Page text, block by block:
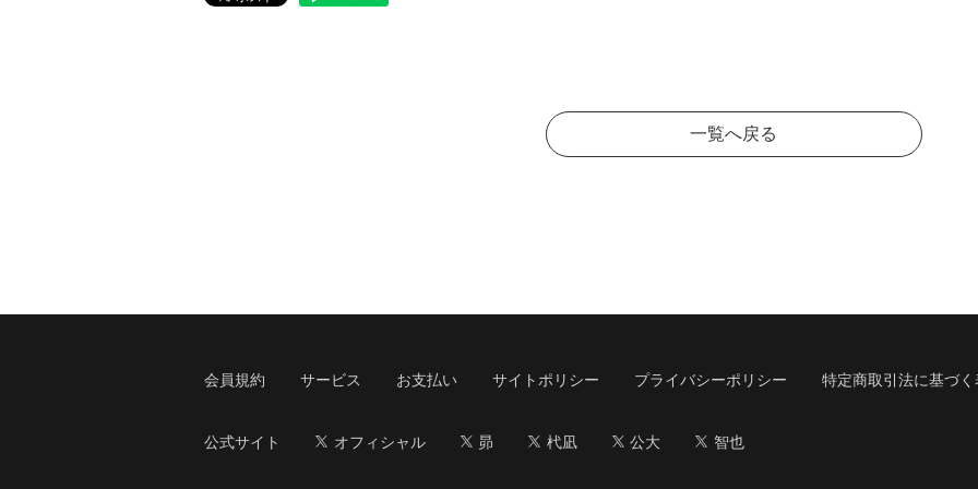
一覧へ戻る
会員規約 サービス お支払い サイトポリシー プライバシーポリシー 特定商取引法に基づく
公式サイト オフィシャル 昴 杙凪 公大 智也